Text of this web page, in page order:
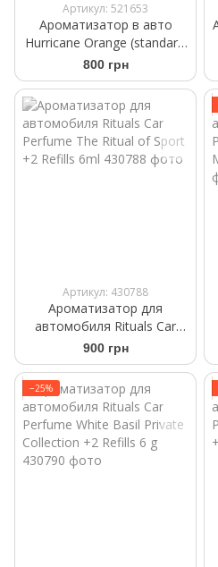
Артикул: 521653
Ароматизатор в авто
Hurricane Orange (standart)
Аромасаше на дефлектор
800 грн
Артикул: 430788
Ароматизатор для
автомобиля Rituals Car
Perfume The Ritual of Sport
+2 Refills 6ml
900 грн
−25%